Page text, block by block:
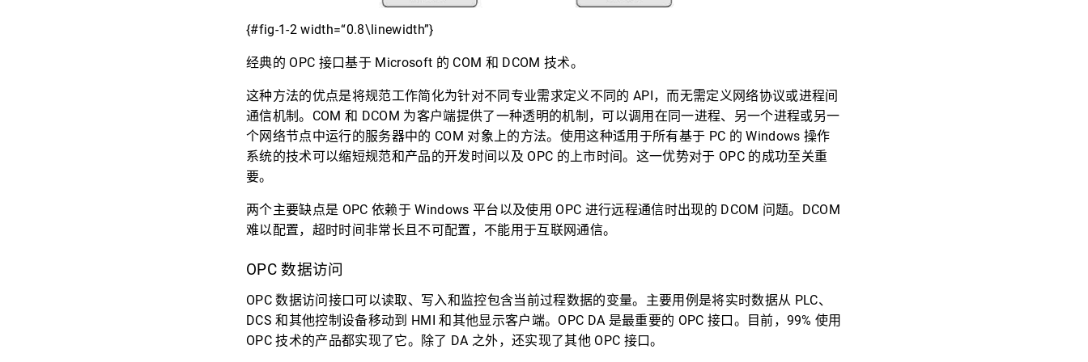
{#fig-1-2 width=“0.8\linewidth”}
经典的 OPC 接口基于 Microsoft 的 COM 和 DCOM 技术。
这种方法的优点是将规范工作简化为针对不同专业需求定义不同的 API，而无需定义网络协议或进程间
通信机制。COM 和 DCOM 为客户端提供了一种透明的机制，可以调用在同一进程、另一个进程或另一
个网络节点中运行的服务器中的 COM 对象上的方法。使用这种适用于所有基于 PC 的 Windows 操作
系统的技术可以缩短规范和产品的开发时间以及 OPC 的上市时间。这一优势对于 OPC 的成功至关重
要。
两个主要缺点是 OPC 依赖于 Windows 平台以及使用 OPC 进行远程通信时出现的 DCOM 问题。DCOM
难以配置，超时时间非常长且不可配置，不能用于互联网通信。
OPC 数据访问
OPC 数据访问接口可以读取、写入和监控包含当前过程数据的变量。主要用例是将实时数据从 PLC、
DCS 和其他控制设备移动到 HMI 和其他显示客户端。OPC DA 是最重要的 OPC 接口。目前，99% 使用
OPC 技术的产品都实现了它。除了 DA 之外，还实现了其他 OPC 接口。